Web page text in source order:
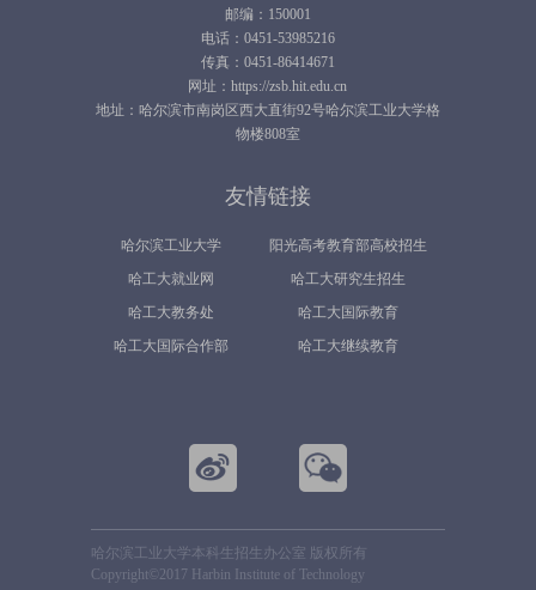
邮编：150001
电话：0451-53985216
传真：0451-86414671
网址：https://zsb.hit.edu.cn
地址：哈尔滨市南岗区西大直街92号哈尔滨工业大学格
物楼808室
友情链接
哈尔滨工业大学 阳光高考教育部高校招生
平台
哈工大就业网
哈工大研究生招生
哈工大教务处
哈工大国际教育
哈工大国际合作部
哈工大继续教育
哈尔滨工业大学本科生招生办公室 版权所有
Copyright©2017 Harbin Institute of Technology